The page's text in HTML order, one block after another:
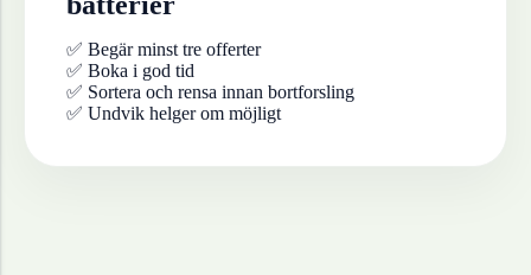
✅ Begär minst tre offerter
✅ Boka i god tid
✅ Sortera och rensa innan bortforsling
✅ Undvik helger om möjligt